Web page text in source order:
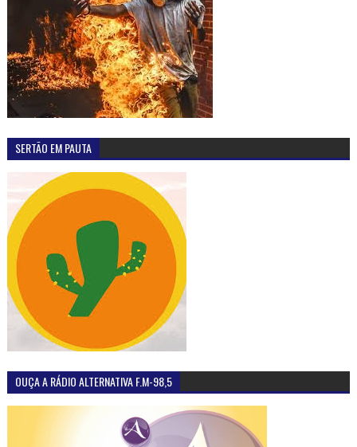
SERTÃO EM PAUTA
OUÇA A RÁDIO ALTERNATIVA F.M-98,5